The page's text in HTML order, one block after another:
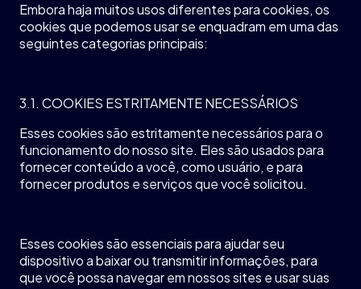
Emborahajamuitosusosdiferentespara cookies,os
cookies quepodemosusar se enquadram emumadas
seguintescategoriasprincipais:
3.1. COOKIES ESTRITAMENTE NECESSÁRIOS
Esses cookiessão estritamentenecessáriospara o
funcionamentodonossosite. Elessãousadospara
fornecerconteúdoavocê,comousuário, e para
fornecerprodutos eserviçosquevocêsolicitou.
Esses cookiessão essenciaisparaajudarseu
dispositivoabaixarou transmitirinformações, para
quevocêpossanavegaremnossossites e usarsuas